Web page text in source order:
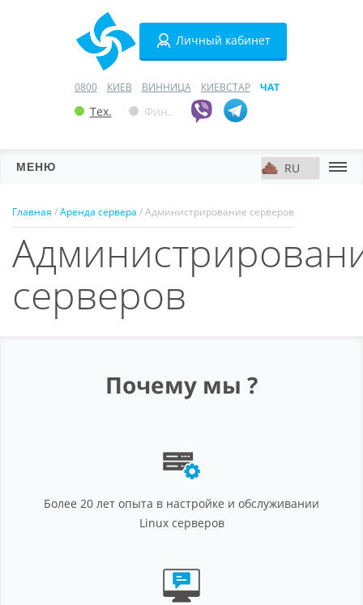
Личный кабинет
0800 КИЕВ ВИННИЦА КИЕВСТАР ЧАТ
Тех. Фин.
МЕНЮ
Домены
VPN
Главная /Аренда сервера / Администрирование серверов
серверов
Почему мы ?
Более 20 лет опыта в настройке и обслуживании
Linux серверов